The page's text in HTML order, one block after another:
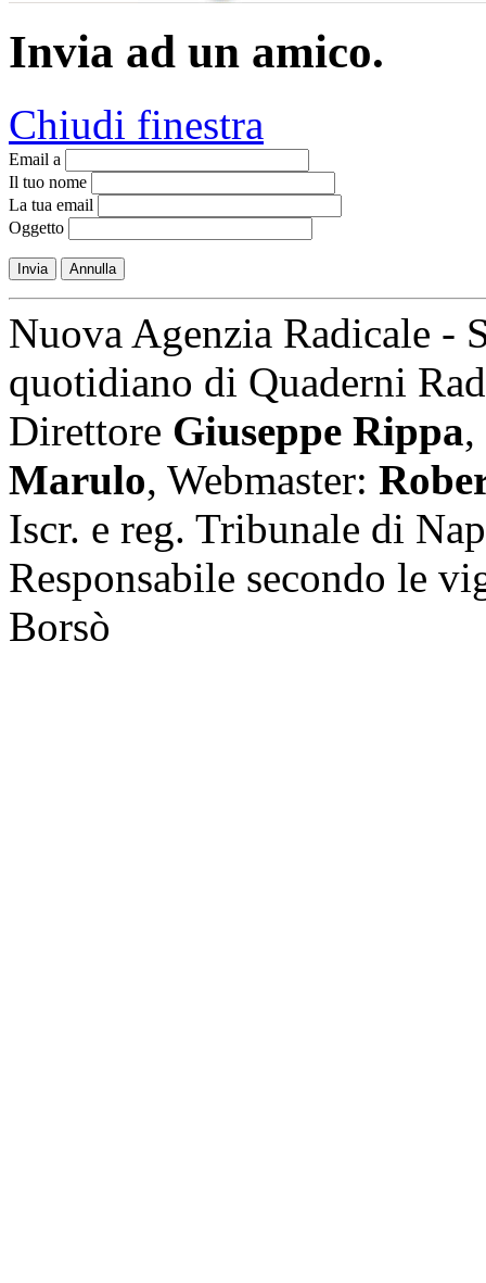
Invia ad un amico.
Chiudi finestra
Email a
Il tuo nome
La tua email
Oggetto
Invia Annulla
Nuova Agenzia Radicale -
quotidiano di Quaderni
Direttore Giuseppe Rippa,
Marulo, Webmaster:
Iscr. e reg. Tribunale di
Responsabile secondo le
Borsò